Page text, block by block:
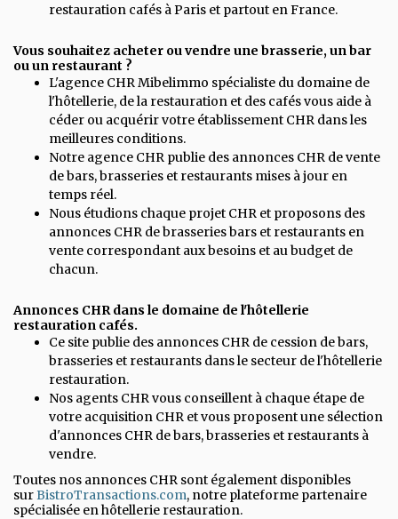
restauration cafés à Paris et partout en France.
Vous souhaitez acheter ou vendre une brasserie, un bar
ou un restaurant ?
L'agence CHR Mibelimmo spécialiste du domaine de
l'hôtellerie, de la restauration et des cafés vous aide à
céder ou acquérir votre établissement CHR dans les
meilleures conditions.
Notre agence CHR publie des annonces CHR de vente
de bars, brasseries et restaurants mises à jour en
temps réel.
Nous étudions chaque projet CHR et proposons des
annonces CHR de brasseries bars et restaurants en
vente correspondant aux besoins et au budget de
chacun.
Annonces CHR dans le domaine de l'hôtellerie
restauration cafés.
Ce site publie des annonces CHR de cession de bars,
brasseries et restaurants dans le secteur de l'hôtellerie
restauration.
Nos agents CHR vous conseillent à chaque étape de
votre acquisition CHR et vous proposent une sélection
d'annonces CHR de bars, brasseries et restaurants à
vendre.
Toutes nos annonces CHR sont également disponibles
surBistroTransactions.com, notre plateforme partenaire
spécialisée en hôtellerie restauration.